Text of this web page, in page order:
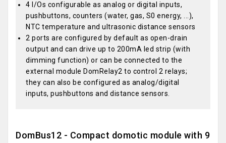
4 I/Os configurable as analog or digital inputs,
pushbuttons, counters (water, gas, S0 energy, ...),
NTC temperature and ultrasonic distance sensors
2 ports are configured by default as open-drain
output and can drive up to 200mA led strip (with
dimming function) or can be connected to the
external module DomRelay2 to control 2 relays;
they can also be configured as analog/digital
inputs, pushbuttons and distance sensors.
DomBus12 - Compact domotic module with 9